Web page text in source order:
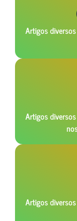
Artigos
Artigos
Artigos